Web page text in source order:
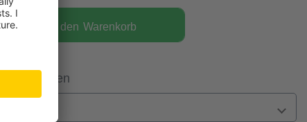
In den Warenkorb
prüfen